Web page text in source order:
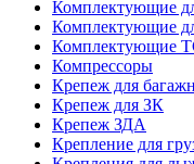
Комплектующие
Комплектующие
Комплектующие
Компрессоры
Крепеж для
Крепеж для ЗК
Крепеж ЗДА
Крепление для